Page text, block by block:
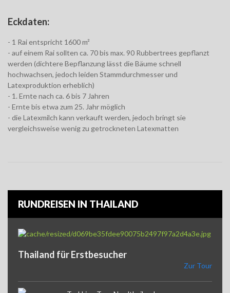
Eckdaten:
- 1 Rai entspricht 1600 m²
- auf einem Rai sollten ca. 70 bis max. 90 Rubbertrees gepflanzt
werden (dichtere Bepflanzung lässt die Bäume schnell
hochwachsen, jedoch leiden Stammdurchmesser und
Latexproduktion erheblich)
- 1. Ernte nach ca. 6 bis 7 Jahren
- Ernte bis etwa zum 25. Jahr möglich
- die Latexmilch kann verkauft werden, jedoch bringt sie
vergleichsweise wenig zu getrockneten Latexmatten
RUNDREISEN IN THAILAND
Thailand für Erstbesucher
Zur Tour